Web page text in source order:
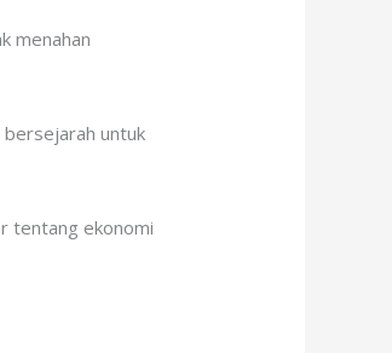
menahan
untuk
tentang ekonomi